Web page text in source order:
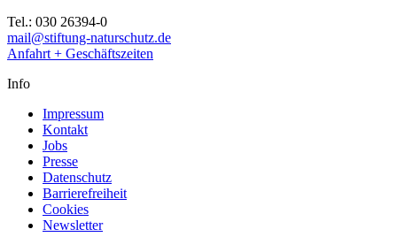
Tel.: 030 26394-0
mail@stiftung-naturschutz.de
Anfahrt + Geschäftszeiten
Info
Impressum
Kontakt
Jobs
Presse
Datenschutz
Barrierefreiheit
Cookies
Newsletter